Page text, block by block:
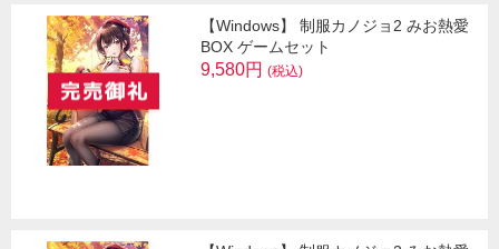
【Windows】 制服カノジョ2 みお熱愛
BOX ゲームセット
9,580円 (税込)